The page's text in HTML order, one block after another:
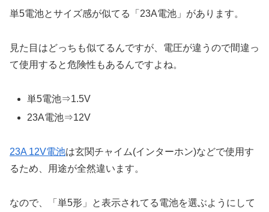
単5電池とサイズ感が似てる「23A電池」があります。
見た目はどっちも似てるんですが、電圧が違うので間違っ
て使用すると危険性もあるんですよね。
単5電池⇒1.5V
23A電池⇒12V
23A 12V電池は玄関チャイム(インターホン)などで使用す
るため、用途が全然違います。
なので、「単5形」と表示されてる電池を選ぶようにして